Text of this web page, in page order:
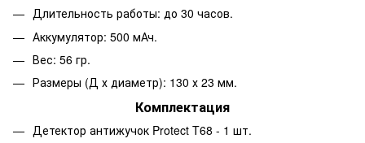
Длительность работы: до 30 часов.
Аккумулятор: 500 мАч.
Вес: 56 гр.
Размеры (Д х диаметр): 130 х 23 мм.
Комплектация
Детектор антижучок Protect T68 - 1 шт.